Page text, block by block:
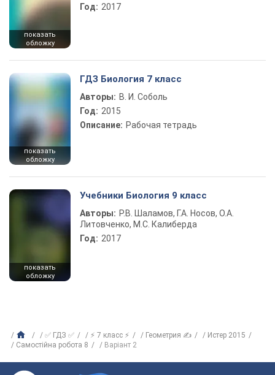
показать
обложку
Год: 2017
показать
обложку
ГДЗ Биология 7 класс
Авторы: В. И. Соболь
Год: 2015
Описание: Рабочая тетрадь
показать
обложку
Учебники Биология 9 класс
Авторы: Р.В. Шаламов, Г.А. Носов, О.А.
Литовченко, М.С. Калиберда
Год: 2017
✅ ГДЗ ✅ ⚡ 7 класс ⚡ Геометрия ✍
Истер 2015
Самостійна робота 8
Варіант 2